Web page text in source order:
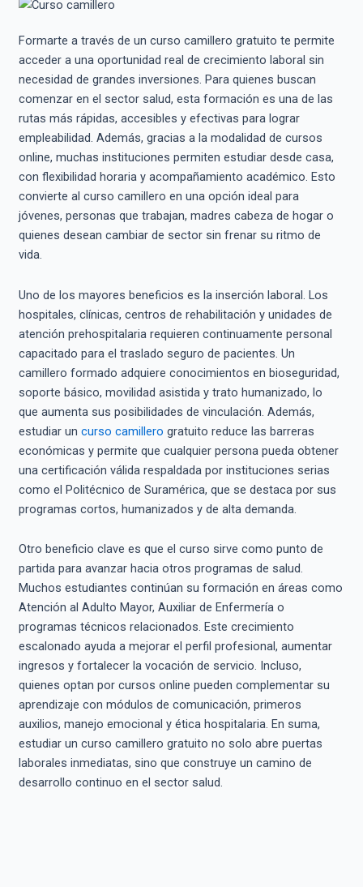
Formarte a través de un curso camillero gratuito te permite
acceder a una oportunidad real de crecimiento laboral sin
necesidad de grandes inversiones. Para quienes buscan
comenzar en el sector salud, esta formación es una de las
rutas más rápidas, accesibles y efectivas para lograr
empleabilidad. Además, gracias a la modalidad de cursos
online, muchas instituciones permiten estudiar desde casa,
con flexibilidad horaria y acompañamiento académico. Esto
convierte al curso camillero en una opción ideal para
jóvenes, personas que trabajan, madres cabeza de hogar o
quienes desean cambiar de sector sin frenar su ritmo de
vida.
Uno de los mayores beneficios es la inserción laboral. Los
hospitales, clínicas, centros de rehabilitación y unidades de
atención prehospitalaria requieren continuamente personal
capacitado para el traslado seguro de pacientes. Un
camillero formado adquiere conocimientos en bioseguridad,
soporte básico, movilidad asistida y trato humanizado, lo
que aumenta sus posibilidades de vinculación. Además,
estudiar un curso camillero gratuito reduce las barreras
económicas y permite que cualquier persona pueda obtener
una certificación válida respaldada por instituciones serias
como el Politécnico de Suramérica, que se destaca por sus
programas cortos, humanizados y de alta demanda.
Otro beneficio clave es que el curso sirve como punto de
partida para avanzar hacia otros programas de salud.
Muchos estudiantes continúan su formación en áreas como
Atención al Adulto Mayor, Auxiliar de Enfermería o
programas técnicos relacionados. Este crecimiento
escalonado ayuda a mejorar el perfil profesional, aumentar
ingresos y fortalecer la vocación de servicio. Incluso,
quienes optan por cursos online pueden complementar su
aprendizaje con módulos de comunicación, primeros
auxilios, manejo emocional y ética hospitalaria. En suma,
estudiar un curso camillero gratuito no solo abre puertas
laborales inmediatas, sino que construye un camino de
desarrollo continuo en el sector salud.